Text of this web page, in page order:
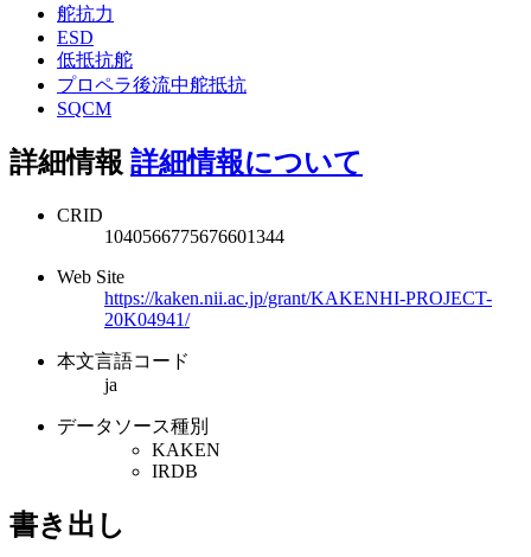
舵抗力
ESD
低抵抗舵
プロペラ後流中舵抵抗
SQCM
詳細情報 詳細情報について
CRID
1040566775676601344
Web Site
https://kaken.nii.ac.jp/grant/KAKENHI-PROJECT-
20K04941/
本文言語コード
ja
データソース種別
KAKEN
IRDB
書き出し